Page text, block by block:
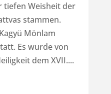
tiefen Weisheit der
stammen.
Mönlam
Es wurde von
dem XVII....